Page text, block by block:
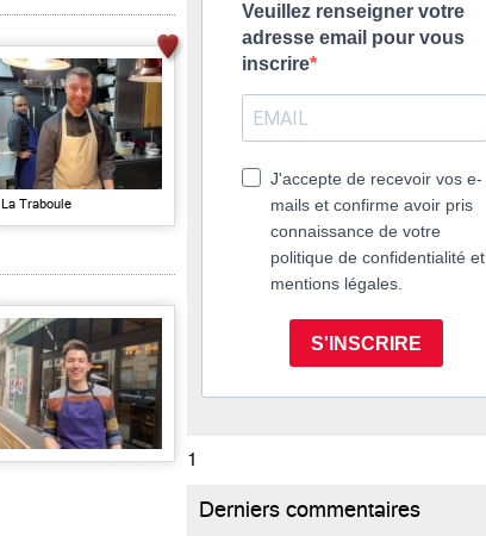
La Traboule
Veuillez renseigner votre
adresse email pour vous
inscrire
J'accepte de recevoir vos e-
mails et confirme avoir pris
connaissance de votre
politique de confidentialité et
mentions légales.
S'INSCRIRE
1
Derniers commentaires